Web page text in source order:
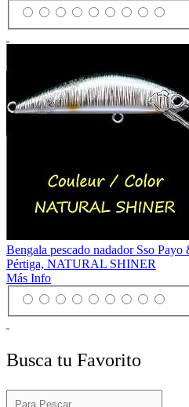
Bengala pescado nadador Sso
Pértiga, NATURAL SHINER
Más Info
Busca tu Favorito